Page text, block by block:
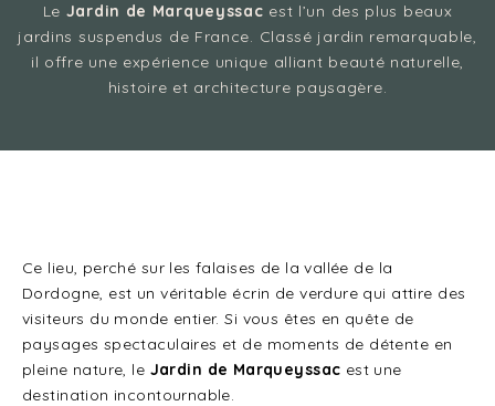
Le Jardin de Marqueyssac est l’un des plus beaux
jardins suspendus de France. Classé jardin remarquable,
il offre une expérience unique alliant beauté naturelle,
histoire et architecture paysagère.
Ce lieu, perché sur les falaises de la vallée de la
Dordogne, est un véritable écrin de verdure qui attire des
visiteurs du monde entier. Si vous êtes en quête de
paysages spectaculaires et de moments de détente en
pleine nature, le Jardin de Marqueyssac est une
destination incontournable.